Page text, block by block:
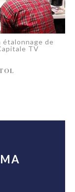
étalonnage de
TV